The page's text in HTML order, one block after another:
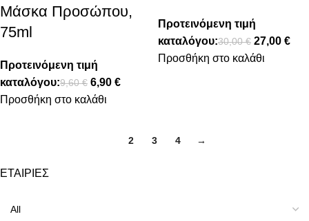
ΕΤΑΙΡΙΕΣ
Μάσκα Προσώπου,
75ml
Προτεινόμενη τιμή
καταλόγου:9,60€ 6,90 €
Προσθήκη στο καλάθι
Προτεινόμενη τιμή
καταλόγου:30,00€ 27,00 €
Προσθήκη στο καλάθι
2 3 4 →